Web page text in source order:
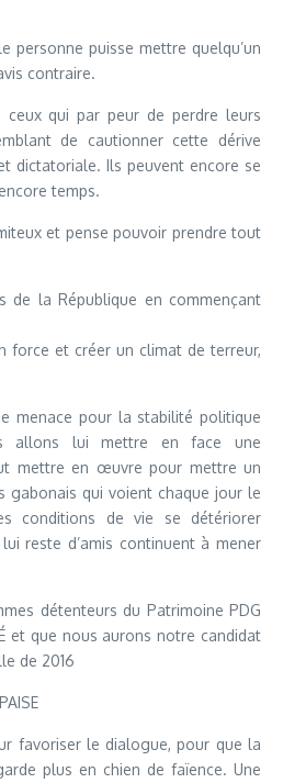
personne puisse mettre quelqu’un
contraire.
qui par peur de perdre leurs
de cautionner cette dérive
dictatoriale. Ils peuvent encore se
temps.
et pense pouvoir prendre tout
de la République en commençant
force et créer un climat de terreur,
menace pour la stabilité politique
allons lui mettre en face une
mettre en œuvre pour mettre un
gabonais qui voient chaque jour le
conditions de vie se détériorer
reste d’amis continuent à mener
détenteurs du Patrimoine PDG
et que nous aurons notre candidat
de 2016
favoriser le dialogue, pour que la
plus en chien de faïence. Une